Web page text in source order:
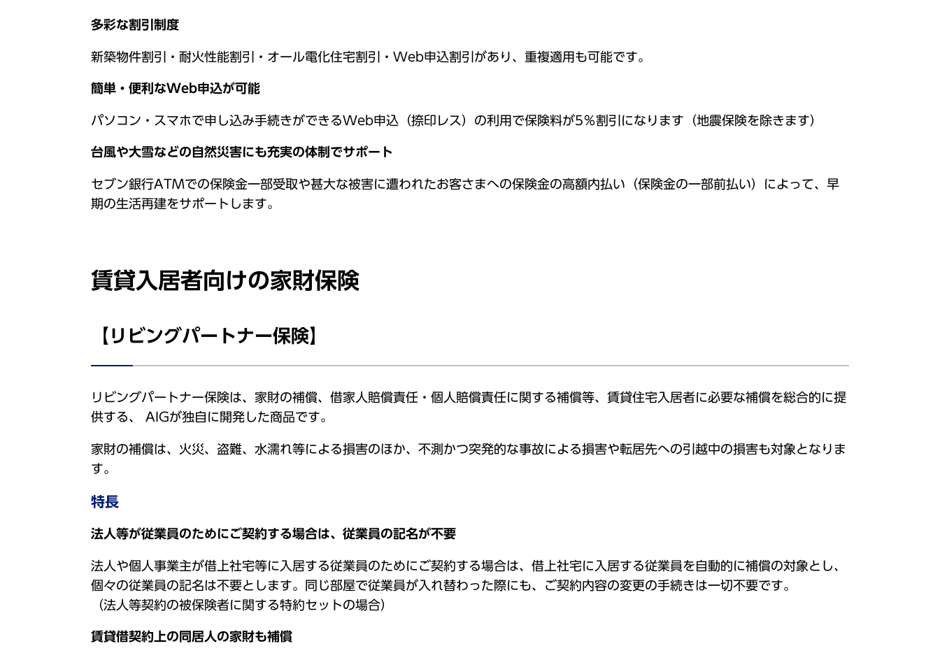
多彩な割引制度
新築物件割引・耐火性能割引・オール電化住宅割引・Web申込割引があり、重複適用も可能です。
簡単・便利なWeb申込が可能
パソコン・スマホで申し込み手続きができるWeb申込（捺印レス）の利用で保険料が5％割引になります（地震保険を除きます）
台風や大雪などの自然災害にも充実の体制でサポート
セブン銀行ATMでの保険金一部受取や甚大な被害に遭われたお客さまへの保険金の高額内払い（保険金の一部前払い）によって、早
期の生活再建をサポートします。
賃貸入居者向けの家財保険
【リビングパートナー保険】
リビングパートナー保険は、家財の補償、借家人賠償責任・個人賠償責任に関する補償等、賃貸住宅入居者に必要な補償を総合的に提
供する、 AIGが独自に開発した商品です。
家財の補償は、火災、盗難、水濡れ等による損害のほか、不測かつ突発的な事故による損害や転居先への引越中の損害も対象となりま
す。
特長
法人等が従業員のためにご契約する場合は、従業員の記名が不要
法人や個人事業主が借上社宅等に入居する従業員のためにご契約する場合は、借上社宅に入居する従業員を自動的に補償の対象とし、
個々の従業員の記名は不要とします。同じ部屋で従業員が入れ替わった際にも、ご契約内容の変更の手続きは一切不要です。
（法人等契約の被保険者に関する特約セットの場合）
賃貸借契約上の同居人の家財も補償